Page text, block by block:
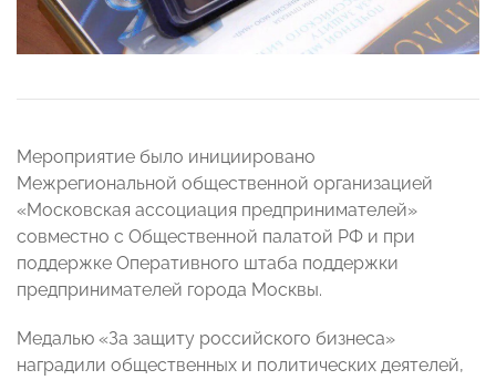
Мероприятие было инициировано
Межрегиональной общественной организацией
«Московская ассоциация предпринимателей»
совместно с Общественной палатой РФ и при
поддержке Оперативного штаба поддержки
предпринимателей города Москвы.
Медалью «За защиту российского бизнеса»
наградили общественных и политических деятелей,